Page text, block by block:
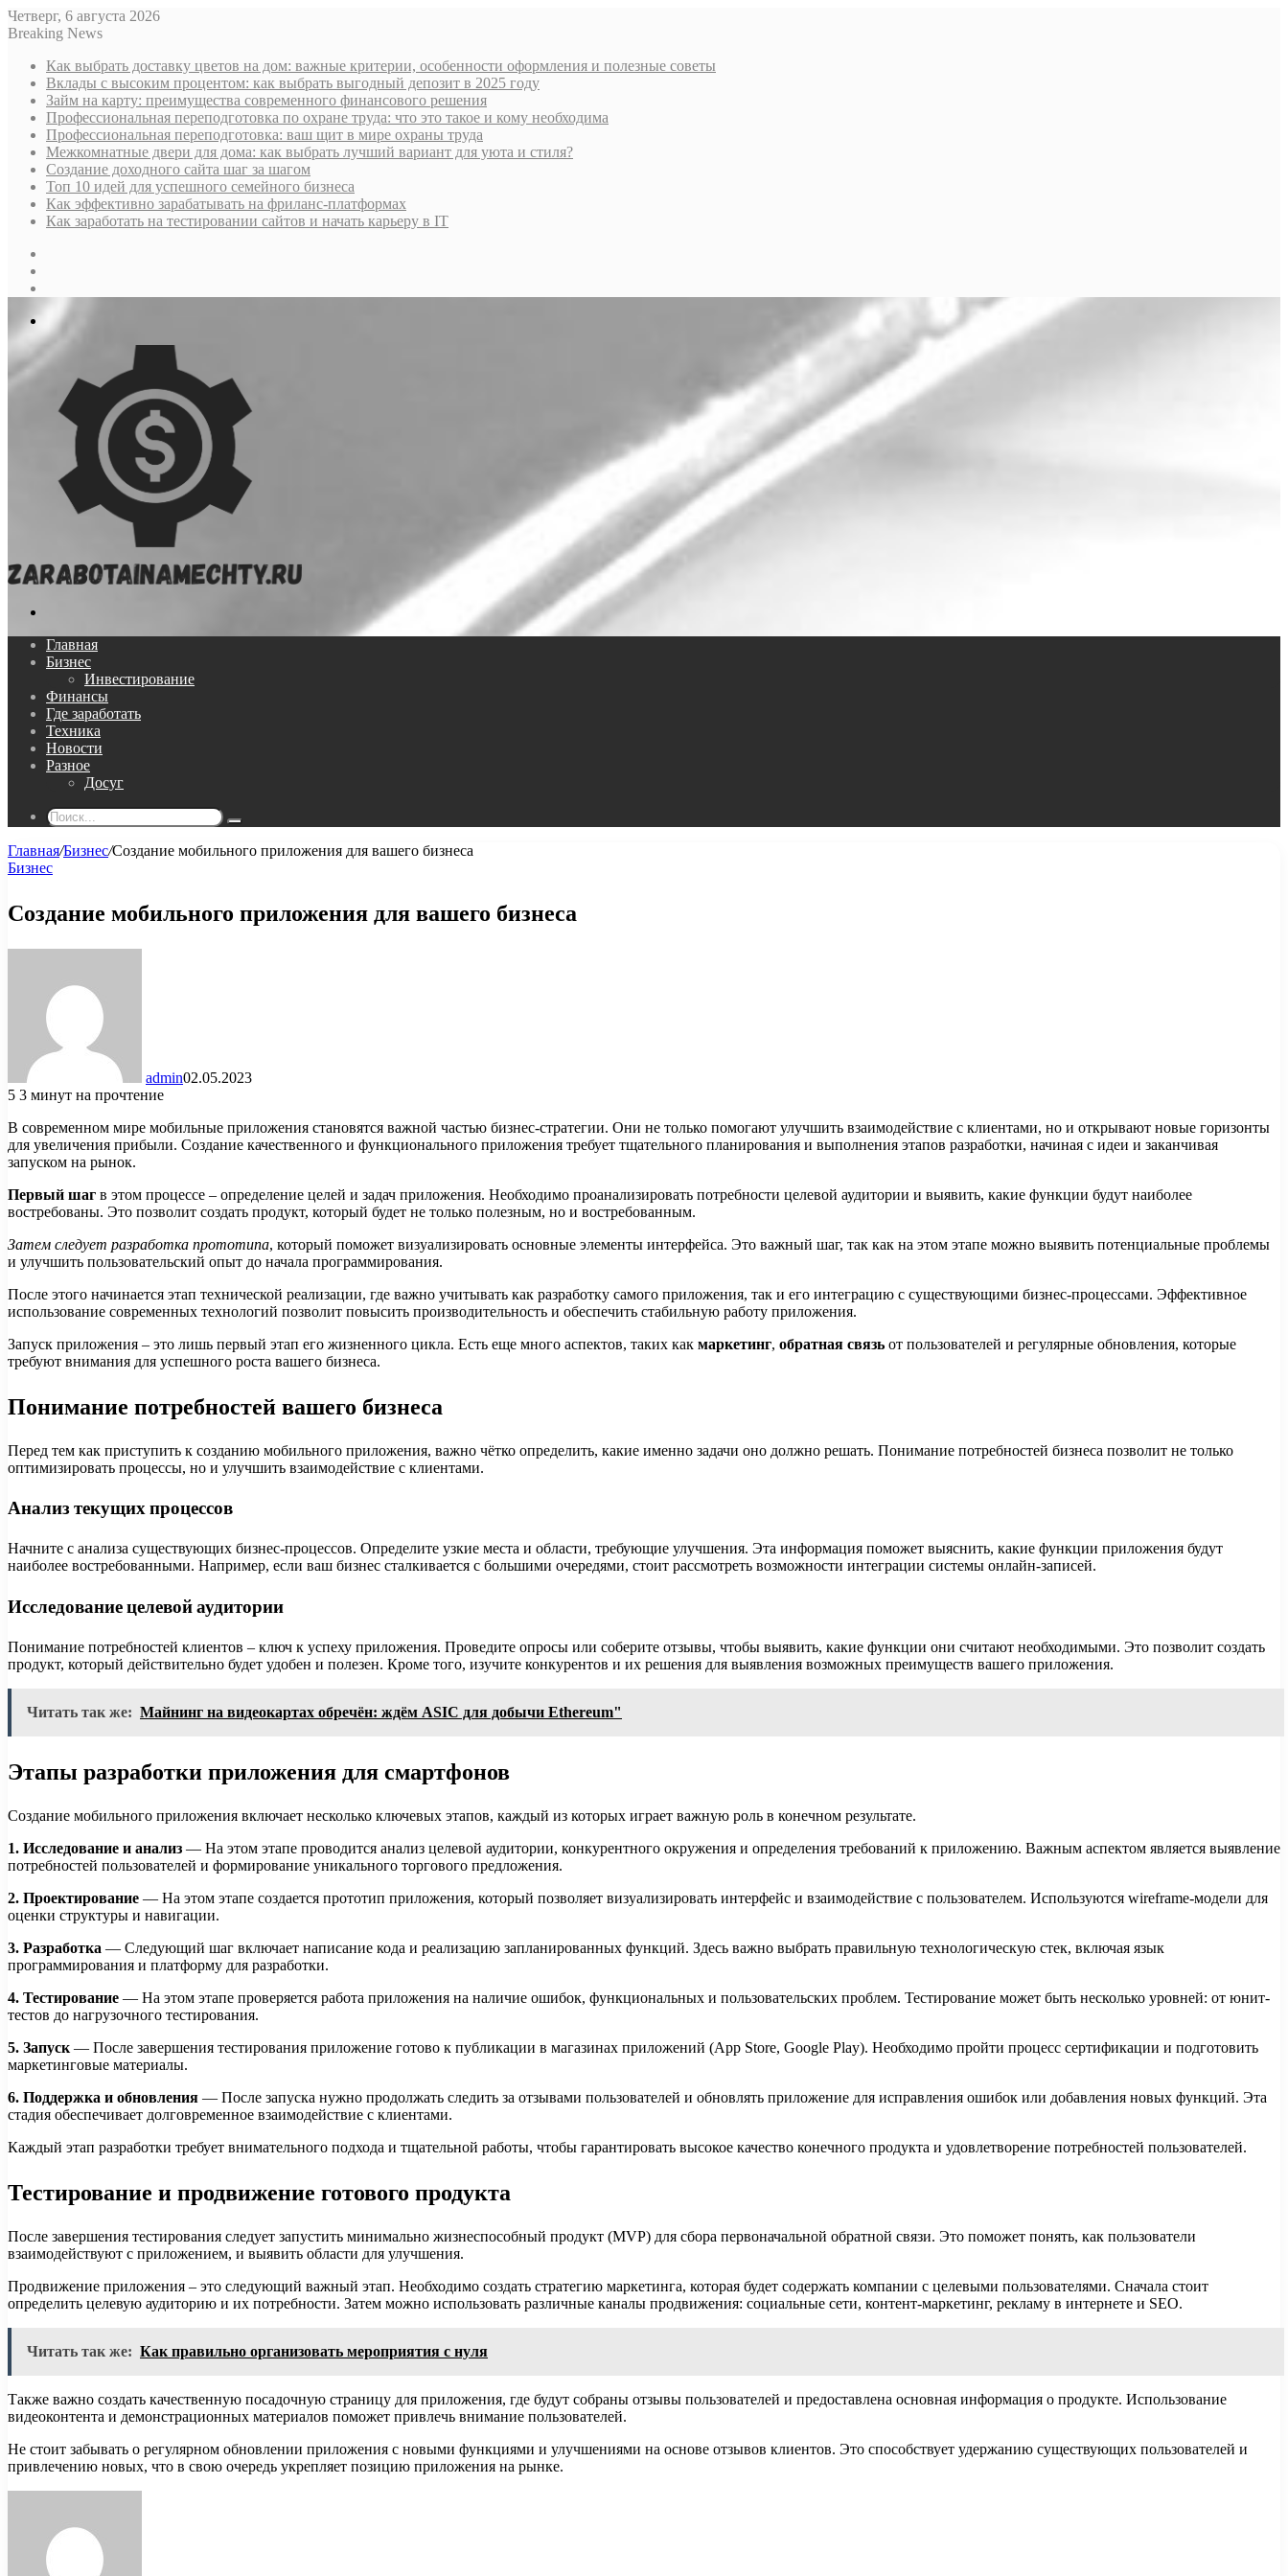
Четверг, 6 августа 2026
Breaking News
Как выбрать доставку цветов на дом: важные критерии, особенности оформления и полезные советы
Вклады с высоким процентом: как выбрать выгодный депозит в 2025 году
Займ на карту: преимущества современного финансового решения
Профессиональная переподготовка по охране труда: что это такое и кому необходима
Профессиональная переподготовка: ваш щит в мире охраны труда
Межкомнатные двери для дома: как выбрать лучший вариант для уюта и стиля?
Создание доходного сайта шаг за шагом
Топ 10 идей для успешного семейного бизнеса
Как эффективно зарабатывать на фриланс-платформах
Как заработать на тестировании сайтов и начать карьеру в IT
Меню
Главная
Бизнес
Инвестирование
Финансы
Где заработать
Техника
Новости
Разное
Досуг
Поиск...
Главная/Бизнес/Создание мобильного приложения для вашего бизнеса
Бизнес
Создание мобильного приложения для вашего бизнеса
admin02.05.2023
5 3 минут на прочтение
В современном мире мобильные приложения становятся важной частью бизнес-стратегии. Они не только помогают улучшить взаимодействие с клиентами, но и открывают новые горизонты
для увеличения прибыли. Создание качественного и функционального приложения требует тщательного планирования и выполнения этапов разработки, начиная с идеи и заканчивая
запуском на рынок.
Первый шаг в этом процессе – определение целей и задач приложения. Необходимо проанализировать потребности целевой аудитории и выявить, какие функции будут наиболее
востребованы. Это позволит создать продукт, который будет не только полезным, но и востребованным.
Затем следует разработка прототипа, который поможет визуализировать основные элементы интерфейса. Это важный шаг, так как на этом этапе можно выявить потенциальные проблемы
и улучшить пользовательский опыт до начала программирования.
После этого начинается этап технической реализации, где важно учитывать как разработку самого приложения, так и его интеграцию с существующими бизнес-процессами. Эффективное
использование современных технологий позволит повысить производительность и обеспечить стабильную работу приложения.
Запуск приложения – это лишь первый этап его жизненного цикла. Есть еще много аспектов, таких как маркетинг, обратная связь от пользователей и регулярные обновления, которые
требуют внимания для успешного роста вашего бизнеса.
Понимание потребностей вашего бизнеса
Перед тем как приступить к созданию мобильного приложения, важно чётко определить, какие именно задачи оно должно решать. Понимание потребностей бизнеса позволит не только
оптимизировать процессы, но и улучшить взаимодействие с клиентами.
Анализ текущих процессов
Начните с анализа существующих бизнес-процессов. Определите узкие места и области, требующие улучшения. Эта информация поможет выяснить, какие функции приложения будут
наиболее востребованными. Например, если ваш бизнес сталкивается с большими очередями, стоит рассмотреть возможности интеграции системы онлайн-записей.
Исследование целевой аудитории
Понимание потребностей клиентов – ключ к успеху приложения. Проведите опросы или соберите отзывы, чтобы выявить, какие функции они считают необходимыми. Это позволит создать
продукт, который действительно будет удобен и полезен. Кроме того, изучите конкурентов и их решения для выявления возможных преимуществ вашего приложения.
Читать так же: Майнинг на видеокартах обречён: ждём ASIC для добычи Ethereum"
Этапы разработки приложения для смартфонов
Создание мобильного приложения включает несколько ключевых этапов, каждый из которых играет важную роль в конечном результате.
1. Исследование и анализ — На этом этапе проводится анализ целевой аудитории, конкурентного окружения и определения требований к приложению. Важным аспектом является выявление
потребностей пользователей и формирование уникального торгового предложения.
2. Проектирование — На этом этапе создается прототип приложения, который позволяет визуализировать интерфейс и взаимодействие с пользователем. Используются wireframe-модели для
оценки структуры и навигации.
3. Разработка — Следующий шаг включает написание кода и реализацию запланированных функций. Здесь важно выбрать правильную технологическую стек, включая язык
программирования и платформу для разработки.
4. Тестирование — На этом этапе проверяется работа приложения на наличие ошибок, функциональных и пользовательских проблем. Тестирование может быть несколько уровней: от юнит-
тестов до нагрузочного тестирования.
5. Запуск — После завершения тестирования приложение готово к публикации в магазинах приложений (App Store, Google Play). Необходимо пройти процесс сертификации и подготовить
маркетинговые материалы.
6. Поддержка и обновления — После запуска нужно продолжать следить за отзывами пользователей и обновлять приложение для исправления ошибок или добавления новых функций. Эта
стадия обеспечивает долговременное взаимодействие с клиентами.
Каждый этап разработки требует внимательного подхода и тщательной работы, чтобы гарантировать высокое качество конечного продукта и удовлетворение потребностей пользователей.
Тестирование и продвижение готового продукта
После завершения тестирования следует запустить минимально жизнеспособный продукт (MVP) для сбора первоначальной обратной связи. Это поможет понять, как пользователи
взаимодействуют с приложением, и выявить области для улучшения.
Продвижение приложения – это следующий важный этап. Необходимо создать стратегию маркетинга, которая будет содержать компании с целевыми пользователями. Сначала стоит
определить целевую аудиторию и их потребности. Затем можно использовать различные каналы продвижения: социальные сети, контент-маркетинг, рекламу в интернете и SEO.
Читать так же: Как правильно организовать мероприятия с нуля
Также важно создать качественную посадочную страницу для приложения, где будут собраны отзывы пользователей и предоставлена основная информация о продукте. Использование
видеоконтента и демонстрационных материалов поможет привлечь внимание пользователей.
Не стоит забывать о регулярном обновлении приложения с новыми функциями и улучшениями на основе отзывов клиентов. Это способствует удержанию существующих пользователей и
привлечению новых, что в свою очередь укрепляет позицию приложения на рынке.